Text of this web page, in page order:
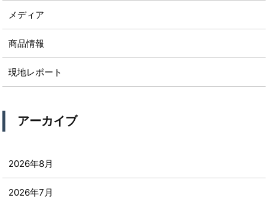
メディア
商品情報
現地レポート
アーカイブ
2026年8月
2026年7月